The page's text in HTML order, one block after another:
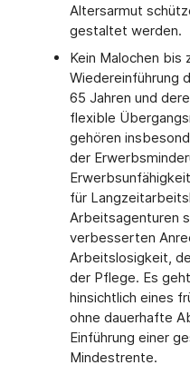
Altersarmut
gestaltet werden.
Kein Malochen bis
Wiedereinführung
65 Jahren und
flexible
gehören
der
für
Arbeitsagenturen
verbesserten
Arbeitslosigkeit,
der Pflege. Es
hinsichtlich eines
ohne dauerhafte
Einführung einer
Mindestrente.